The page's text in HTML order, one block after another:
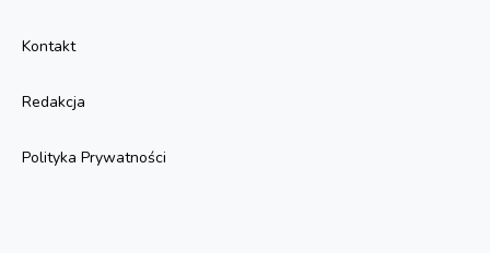
Kontakt
Redakcja
Polityka Prywatności